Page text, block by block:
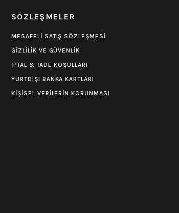
SÖZLEŞMELER
MESAFELİ SATIŞ SÖZLEŞMESİ
GİZLİLİK VE GÜVENLİK
İPTAL & İADE KOŞULLARI
YURTDIŞI BANKA KARTLARI
KİŞİSEL VERİLERİN KORUNMASI